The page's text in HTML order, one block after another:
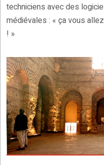
techniciens avec des
médiévales : « ça vous
! »